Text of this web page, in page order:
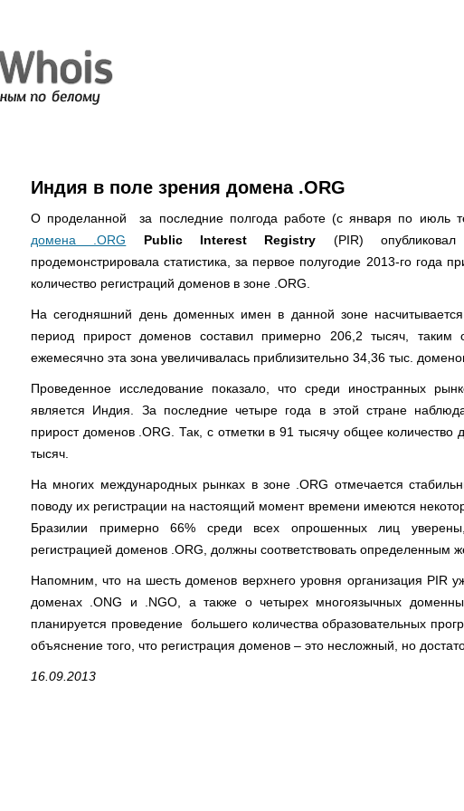
Индия в поле зрения домена .ORG
О проделанной за последние полгода работе (с января по июль
домена .ORG
Public Interest Registry (PIR)
продемонстрировала статистика, за первое полугодие 2013-го года
количество регистраций доменов в зоне .ORG.
На сегодняшний день доменных имен в данной зоне
период прирост доменов составил примерно 206,2 тысяч, таким
ежемесячно эта зона увеличивалась приблизительно 34,36 тыс.
Проведенное исследование показало, что среди иностранных
является Индия. За последние четыре года в этой стране
прирост доменов .ORG. Так, с отметки в 91 тысячу общее
тысяч.
На многих международных рынках в зоне .ORG отмечается
поводу их регистрации на настоящий момент времени имеются
Бразилии примерно 66% среди всех опрошенных лиц
регистрацией доменов .ORG, должны соответствовать определенным
Напомним, что на шесть доменов верхнего уровня организация PIR
доменах .ONG и .NGO, а также о четырех многоязычных
планируется проведение большего количества образовательных
объяснение того, что регистрация доменов – это несложный, но
16.09.2013